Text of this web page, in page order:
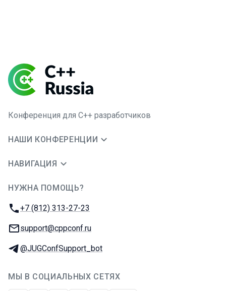
Конференция для C++ разработчиков
НАШИ КОНФЕРЕНЦИИ
НАВИГАЦИЯ
НУЖНА ПОМОЩЬ?
Телефон:
+7 (812) 313-27-23
E-mail:
support@cppconf.ru
Телеграм:
@JUGConfSupport_bot
МЫ В СОЦИАЛЬНЫХ СЕТЯХ